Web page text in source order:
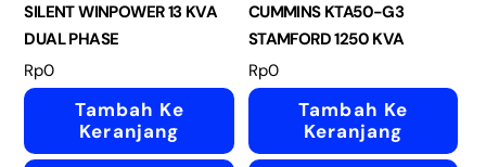
SILENT WINPOWER 13 KVA
DUAL PHASE
Rp0
Tambah Ke
Keranjang
CUMMINS KTA50-G3
STAMFORD 1250 KVA
Rp0
Tambah Ke
Keranjang